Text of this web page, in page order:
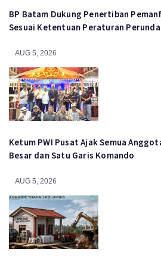
BP Batam Dukung Penertiban
Sesuai Ketentuan Peraturan
AUG 5, 2026
Ketum PWI Pusat Ajak Semua
Besar dan Satu Garis Komando
AUG 5, 2026